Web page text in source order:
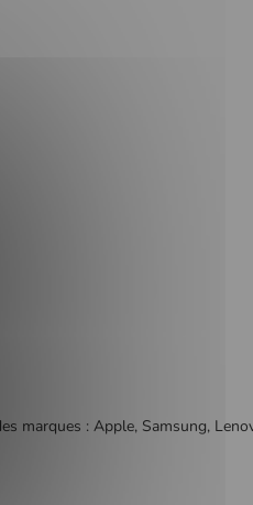
marques : Apple, Samsung,